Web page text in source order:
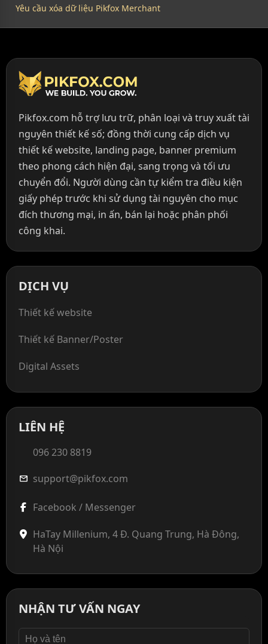
Yêu cầu xóa dữ liệu Pikfox Merchant
Pikfox.com hỗ trợ lưu trữ, phân loại và truy xuất tài
nguyên thiết kế số; đồng thời cung cấp dịch vụ
thiết kế website, landing page, banner premium
theo phong cách hiện đại, sang trọng và tối ưu
chuyển đổi. Người dùng cần tự kiểm tra điều kiện
giấy phép trước khi sử dụng tài nguyên cho mục
đích thương mại, in ấn, bán lại hoặc phân phối
công khai.
DỊCH VỤ
Thiết kế website
Thiết kế Banner/Poster
Digital Assets
LIÊN HỆ
096 230 8819
mail support@pikfox.com
Facebook / Messenger
HaTay Millenium, 4 Đ. Quang Trung, Hà Đông,
Hà Nội
NHẬN TƯ VẤN NGAY